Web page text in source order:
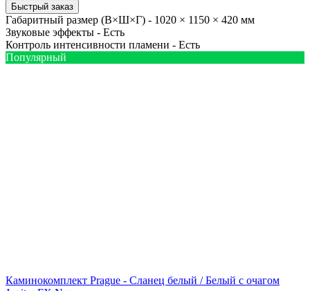
Быстрый заказ
Габаритный размер (В×Ш×Г) - 1020 × 1150 × 420 мм
Звуковые эффекты - Есть
Контроль интенсивности пламени - Есть
Популярный
Каминокомплект Prague - Сланец белый / Белый с очагом